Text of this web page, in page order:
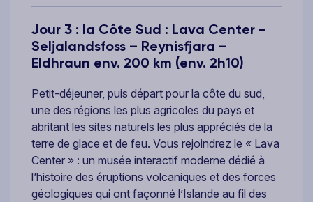
Jour 3 : la Côte Sud : Lava Center -
Seljalandsfoss – Reynisfjara –
Eldhraun env. 200 km (env. 2h10)
Petit-déjeuner, puis départ pour la côte du sud,
une des régions les plus agricoles du pays et
abritant les sites naturels les plus appréciés de la
terre de glace et de feu. Vous rejoindrez le « Lava
Center » : un musée interactif moderne dédié à
l’histoire des éruptions volcaniques et des forces
géologiques qui ont façonné l’Islande au fil des